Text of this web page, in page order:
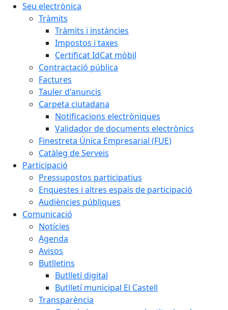
Seu electrònica
Tràmits
Tràmits i instàncies
Impostos i taxes
Certificat IdCat mòbil
Contractació pública
Factures
Tauler d'anuncis
Carpeta ciutadana
Notificacions electròniques
Validador de documents electrònics
Finestreta Única Empresarial (FUE)
Catàleg de Serveis
Participació
Pressupostos participatius
Enquestes i altres espais de participació
Audiències públiques
Comunicació
Notícies
Agenda
Avisos
Butlletins
Butlletí digital
Butlletí municipal El Castell
Transparència